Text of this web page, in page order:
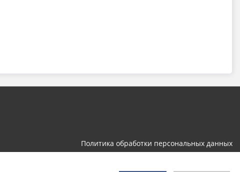
Политика обработки персональных данных